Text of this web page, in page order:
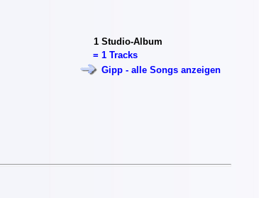
1 Studio-Album
= 1 Tracks
Gipp - alle Songs anzeigen